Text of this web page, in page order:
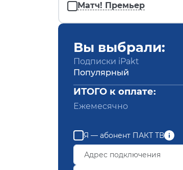
Матч! Премьер
Вы выбрали:
Подписки iPakt
Популярный
ИТОГО к оплате:
Ежемесячно
Я — абонент ПАКТ ТВ